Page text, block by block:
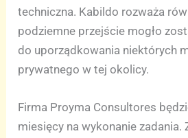
techniczna. Kabildo rozważa
podziemne przejście mogło
do uporządkowania niektórych
prywatnego w tej okolicy.
Firma Proyma Consultores
miesięcy na wykonanie